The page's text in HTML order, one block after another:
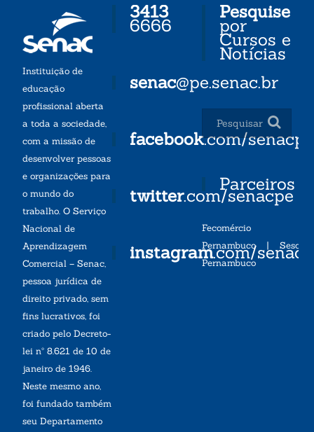
Instituição de
educação
profissional aberta
a toda a sociedade,
com a missão de
desenvolver pessoas
e organizações para
o mundo do
trabalho. O Serviço
Nacional de
Aprendizagem
Comercial – Senac,
pessoa jurídica de
direito privado, sem
fins lucrativos, foi
criado pelo Decreto-
lei nº 8.621 de 10 de
janeiro de 1946.
Neste mesmo ano,
foi fundado também
seu Departamento
3413
6666
senac@pe.senac.br
facebook.com/senacpe
twitter.com/senacpe
instagram.com/
Pesquise
por
Cursos e
Notícias
Parceiros
Fecomércio
Pernambuco| Sesc
Pernambuco